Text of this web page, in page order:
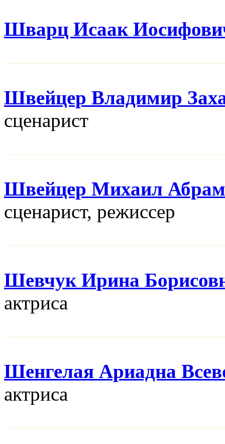
Шварц Исаак
Швейцер Владимир
сценарист
Швейцер Михаил
сценарист, режисcер
Шевчук Ирина
актриса
Шенгелая Ариадна
актриса